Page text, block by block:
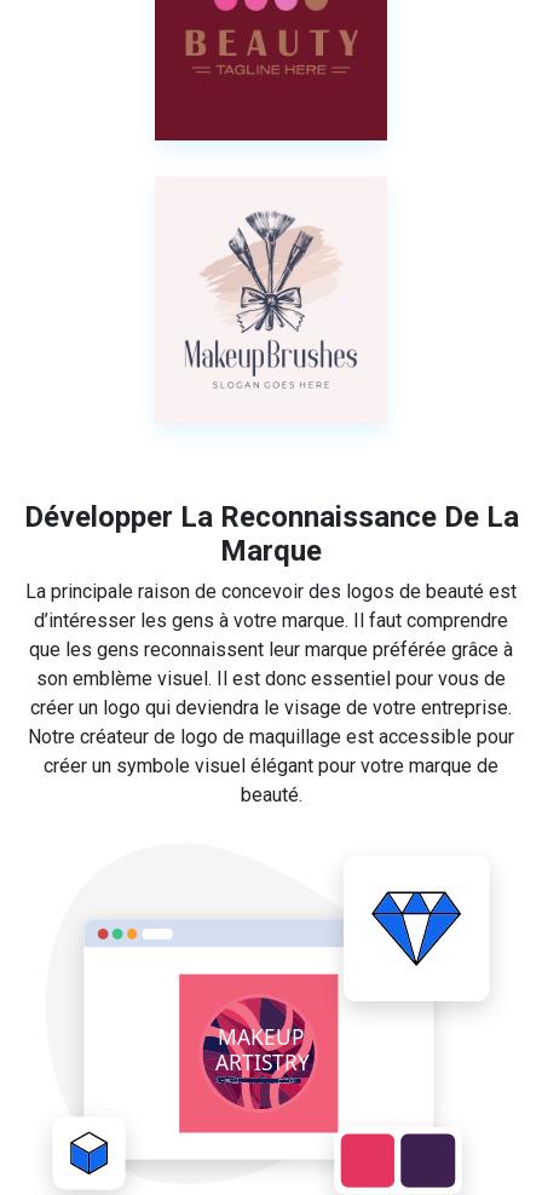
Développer La Reconnaissance De La
Marque
La principale raison de concevoir des logos de beauté est
d’intéresser les gens à votre marque. Il faut comprendre
que les gens reconnaissent leur marque préférée grâce à
son emblème visuel. Il est donc essentiel pour vous de
créer un logo qui deviendra le visage de votre entreprise.
Notre créateur de logo de maquillage est accessible pour
créer un symbole visuel élégant pour votre marque de
beauté.